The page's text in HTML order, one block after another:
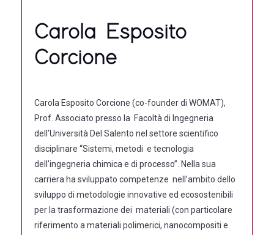
Carola Esposito
Corcione
Carola Esposito Corcione (co-founder di WOMAT),
Prof. Associato presso la Facoltà di Ingegneria
dell’Università Del Salento nel settore scientifico
disciplinare “Sistemi, metodi e tecnologia
dell’ingegneria chimica e di processo”. Nella sua
carriera ha sviluppato competenze nell’ambito dello
sviluppo di metodologie innovative ed ecosostenibili
per la trasformazione dei materiali (con particolare
riferimento a materiali polimerici, nanocompositi e